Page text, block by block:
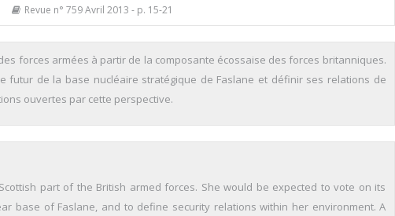
Revue n° 759 Avril 2013 - p. 15-21
forces armées à partir de la composante écossaise des forces britanniques.
futur de la base nucléaire stra­tégique de Faslane et définir ses relations de
ouvertes par cette perspective.
part of the British armed forces. She would be expected to vote on its
base of Faslane, and to define security relations within her environment. A